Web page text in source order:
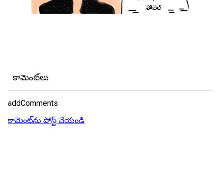
కామెంట్‌లు
addComments
కామెంట్‌ను పోస్ట్ చేయండి